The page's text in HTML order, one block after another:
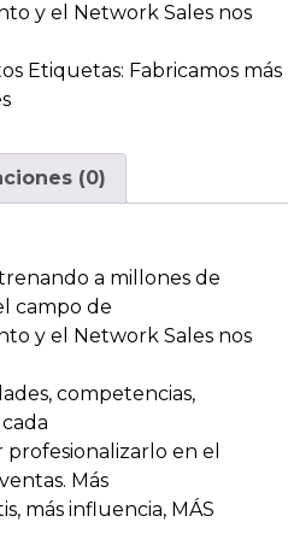
y el Network Sales nos
Etiquetas: Fabricamos más
(0)
a millones de
campo de
y el Network Sales nos
competencias,
en el
Más
más influencia, MÁS